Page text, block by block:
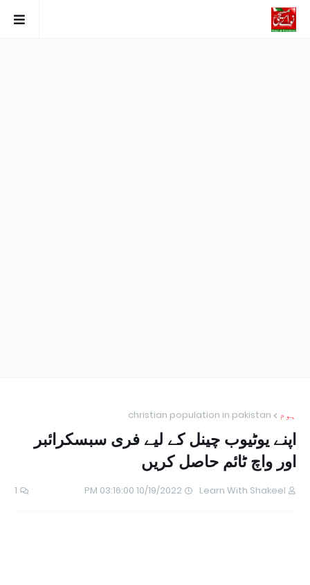
ہوم christian population in pakistan
اپنے یوٹیوب چینل کے لیے فری سبسکرائبر
اور واچ ٹائم حاصل کریں
Learn With Shakeel
10/19/2022 03:16:00 PM
1